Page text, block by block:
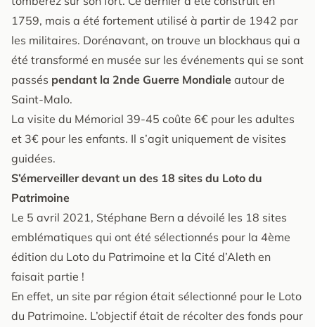
1759, mais a été fortement utilisé à partir de 1942 par
les militaires. Dorénavant, on trouve un blockhaus qui a
été transformé en musée sur les événements qui se sont
passés pendant la 2nde Guerre Mondiale autour de
Saint-Malo.
La visite du Mémorial 39-45 coûte 6€ pour les adultes
et 3€ pour les enfants. Il s’agit uniquement de visites
guidées.
S’émerveiller devant un des 18 sites du Loto du
Patrimoine
Le 5 avril 2021, Stéphane Bern a dévoilé les 18 sites
emblématiques qui ont été sélectionnés pour la 4ème
édition du Loto du Patrimoine et la Cité d’Aleth en
faisait partie !
En effet, un site par région était sélectionné pour le Loto
du Patrimoine. L’objectif était de récolter des fonds pour